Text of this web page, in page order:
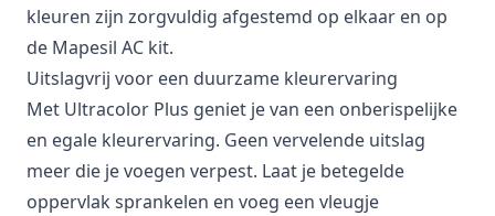
kleuren zijn zorgvuldig afgestemd op elkaar en op
de Mapesil AC kit.
Uitslagvrij voor een duurzame kleurervaring
Met Ultracolor Plus geniet je van een onberispelijke
en egale kleurervaring. Geen vervelende uitslag
meer die je voegen verpest. Laat je betegelde
oppervlak sprankelen en voeg een vleugje